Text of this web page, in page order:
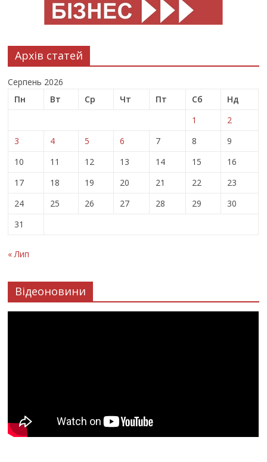
Архів статей
Серпень 2026
Пн
Вт Ср Чт Пт Сб
Нд
1
2
3
4 5 6 7 8
9
10
11 12 13 14 15
16
17
18 19 20 21 22
23
24
25 26 27 28 29
30
31
« Лип
Відеоновини